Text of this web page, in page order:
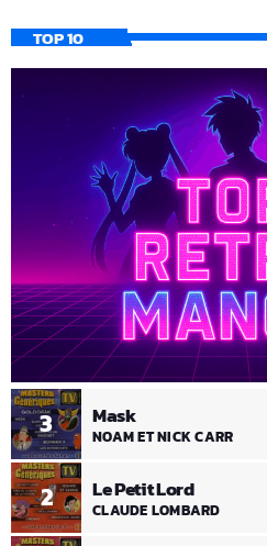
TOP 10
2 Le Petit Lord
CLAUDE LOMBARD
3 Mask
NOAM ET NICK CARR